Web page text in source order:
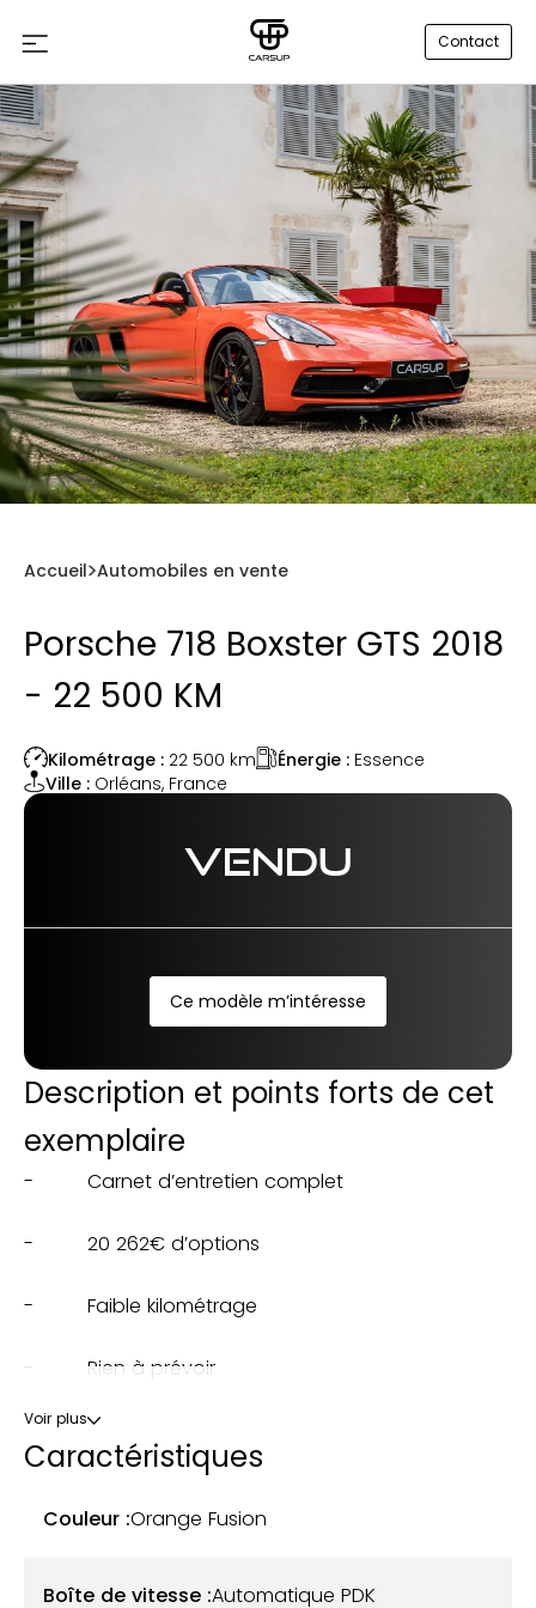
Contact
Accueil Automobiles en vente
Porsche 718 Boxster GTS 2018
- 22 500 KM
Kilométrage : 22 500 km Énergie : Essence
Ville : Orléans, France
VENDU
Ce modèle m’intéresse
Description et points forts de cet
exemplaire
- Carnet d’entretien complet
- 20 262€ d’options
- Faible kilométrage
- Rien à prévoir
Notre Porsche 718 Boxster GTS, avec seulement 22
500 km au compteur, a été mise en circulation le 18
en juin 2022 par son propriétaire actuel.
Ce modèle se présente dans une rare teinte
Voir plus
Caractéristiques
Couleur :Orange Fusion
Boîte de vitesse :Automatique PDK